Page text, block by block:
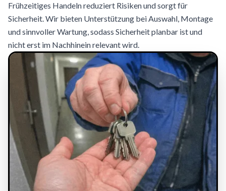
Frühzeitiges Handeln reduziert Risiken und sorgt für
Sicherheit. Wir bieten Unterstützung bei Auswahl, Montage
und sinnvoller Wartung, sodass Sicherheit planbar ist und
nicht erst im Nachhinein relevant wird.